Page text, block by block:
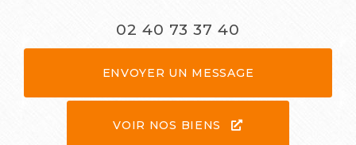
02 40 73 37 40
ENVOYER UN MESSAGE
VOIR NOS BIENS